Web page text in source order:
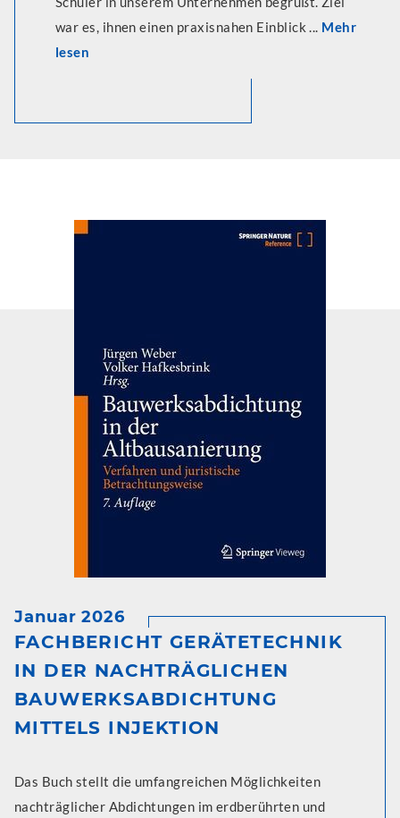
war es, ihnen einen praxisnahen Einblick ... Mehr
lesen
Januar 2026
FACHBERICHT GERÄTETECHNIK
IN DER NACHTRÄGLICHEN
BAUWERKSABDICHTUNG
MITTELS INJEKTION
Das Buch stellt die umfangreichen Möglichkeiten
nachträglicher Abdichtungen im erdberührten und